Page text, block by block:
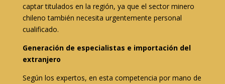
captar titulados en la región, ya que el sector minero
chileno también necesita urgentemente personal
cualificado.
Generación de especialistas e importación del
extranjero
Según los expertos, en esta competencia por mano de